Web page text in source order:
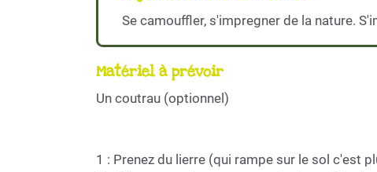
Se camouffler, s'impregner de la nature.
Matériel à prévoir
Un coutrau (optionnel)
1 : Prenez du lierre (qui rampe sur le sol c'est